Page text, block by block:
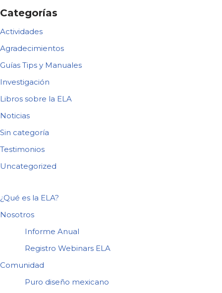
Categorías
Actividades
Agradecimientos
Guías Tips y Manuales
Investigación
Libros sobre la ELA
Noticias
Sin categoría
Testimonios
Uncategorized
¿Qué es la ELA?
Nosotros
Informe Anual
Registro Webinars ELA
Comunidad
Puro diseño mexicano